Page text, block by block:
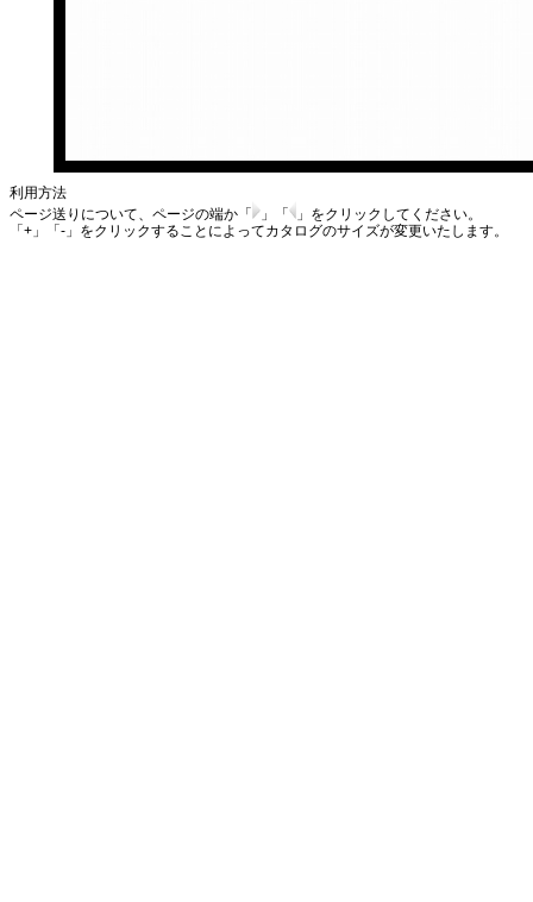
利用方法
ページ送りについて、ページの端か「
」「
」をクリックしてください。
「+」「-」をクリックすることによってカタログのサイズが変更いたします。